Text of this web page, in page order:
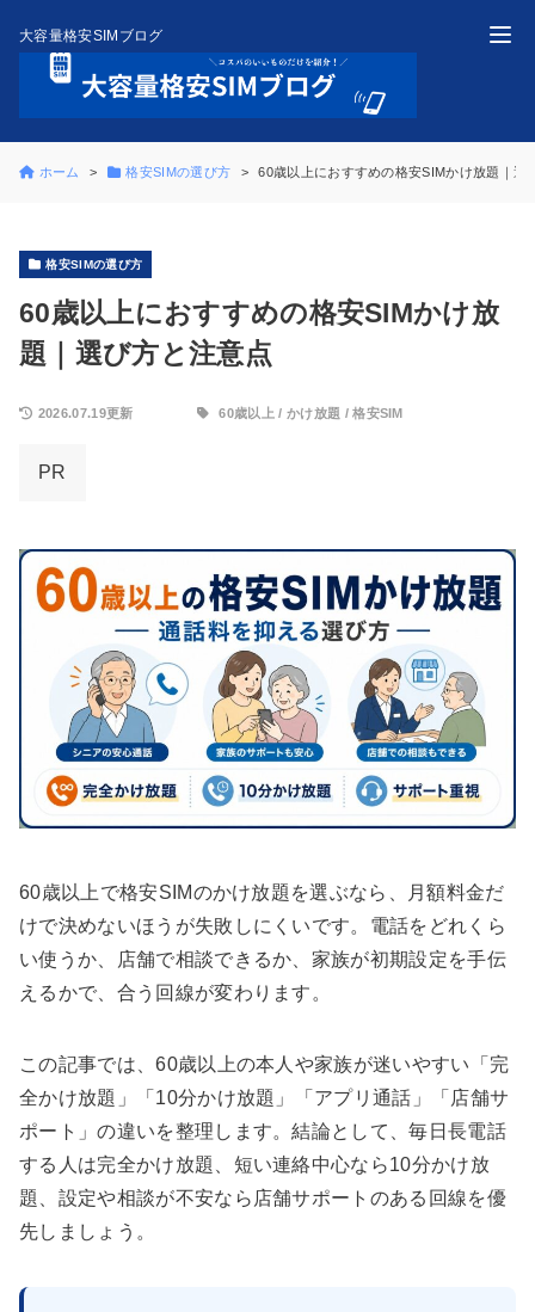
大容量格安SIMブログ
ホーム 格安SIMの選び方 60歳以上におすすめの格安SIMかけ放題｜選
格安SIMの選び方
60歳以上におすすめの格安SIMかけ放
題｜選び方と注意点
2026.07.19更新 60歳以上 / かけ放題 /格安SIM
PR
60歳以上で格安SIMのかけ放題を選ぶなら、月額料金だ
けで決めないほうが失敗しにくいです。電話をどれくら
い使うか、店舗で相談できるか、家族が初期設定を手伝
えるかで、合う回線が変わります。
この記事では、60歳以上の本人や家族が迷いやすい「完
全かけ放題」「10分かけ放題」「アプリ通話」「店舗サ
ポート」の違いを整理します。結論として、毎日長電話
する人は完全かけ放題、短い連絡中心なら10分かけ放
題、設定や相談が不安なら店舗サポートのある回線を優
先しましょう。